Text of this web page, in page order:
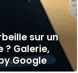
sur un
Galerie,
Google